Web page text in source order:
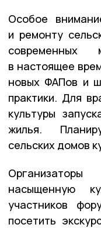
Особое
и ремонту
современных
в настоящее
новых ФАПов и
практики. Для
культуры
жилья.
сельских домов
насыщенную
участников
посетить